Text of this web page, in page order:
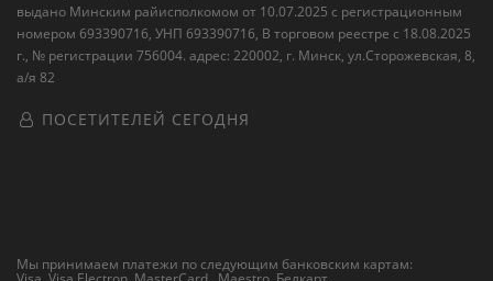
выдано Минским райисполкомом от 10.07.2025 с регистрационным
номером 693390716, УНП 693390716, В торговом реестре с 18.08.2025
г., № регистрации 756004. адрес: 220002, г. Минск, ул.Сторожевская, 8,
а/я 82
ПОСЕТИТЕЛЕЙ СЕГОДНЯ
Мы принимаем платежи по следующим банковским картам: